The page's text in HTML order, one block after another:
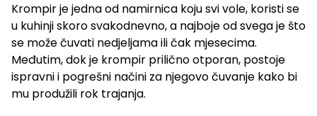
Krompir je jedna od namirnica koju svi vole, koristi se
u kuhinji skoro svakodnevno, a najboje od svega je što
se može čuvati nedjeljama ili čak mjesecima.
Međutim, dok je krompir prilično otporan, postoje
ispravni i pogrešni načini za njegovo čuvanje kako bi
mu produžili rok trajanja.